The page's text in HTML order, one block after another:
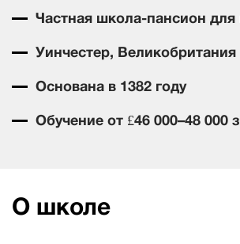
Частная школа-пансион для
Уинчестер, Великобритания
Основана в 1382 году
Обучение от £46 000–48 000
О школе